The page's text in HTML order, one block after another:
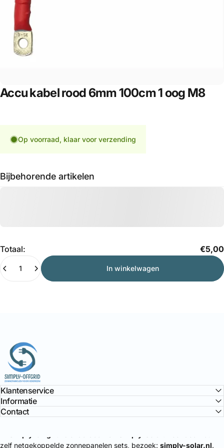
Accukabelrood 6mm100cm1oog M8
Op voorraad, klaar voor verzending
Bijbehorende artikelen
Totaal: €5,00
Hoeveelheid
In winkelwagen
Simply Offgrid
Klantenservice
Informatie
Contact
zelf netgekoppelde zonnepanelen sets, bezoek: simply-solar.nl.